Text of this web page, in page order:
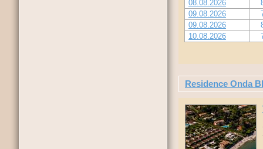
08.08.2026
09.08.2026
09.08.2026
10.08.2026
Residence Onda